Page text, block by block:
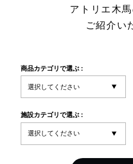
全商品一覧
新入荷情報
アトリエ木
ご紹介い
商品カテゴリで選ぶ :
施設カテゴリで選ぶ :